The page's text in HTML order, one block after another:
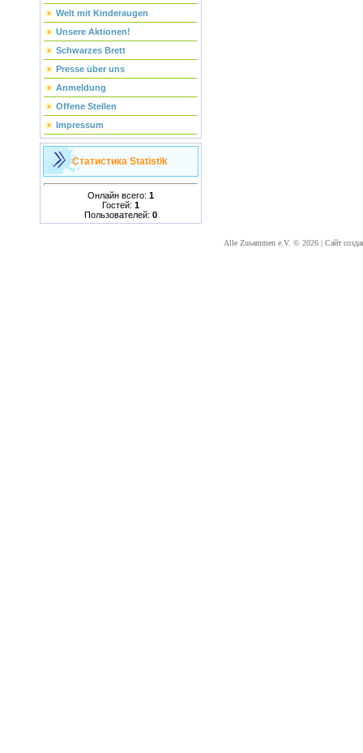
Welt mit Kinderaugen
Unsere Aktionen!
Schwarzes Brett
Presse über uns
Anmeldung
Offene Stellen
Impressum
Статистика Statistik
Онлайн всего: 1
Гостей: 1
Пользователей: 0
Alle Zusammen e.V. © 2026 | Сайт